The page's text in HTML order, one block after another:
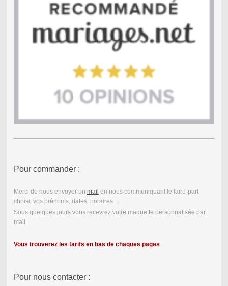
Pour commander :
Merci de nous envoyer un mail en nous communiquant le faire-part
choisi, vos prénoms, dates, horaires ...
Sous quelques jours vous recevrez votre maquette personnalisée par
mail
Vous trouverez les tarifs en bas de chaques pages
Pour nous contacter :